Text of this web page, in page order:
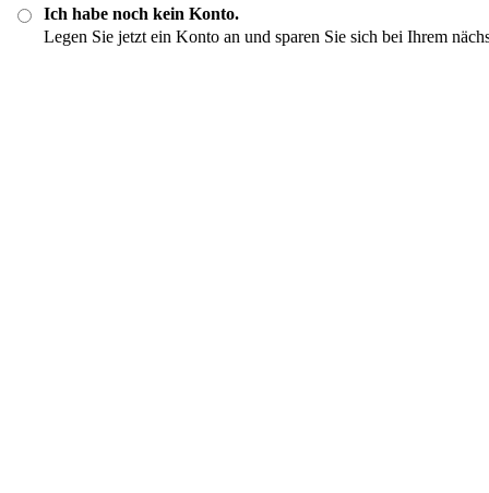
Ich habe noch kein Konto.
Legen Sie jetzt ein Konto an und sparen Sie sich bei Ihrem